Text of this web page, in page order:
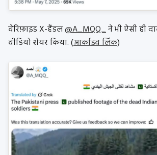
वेरिफ़ाइड X-हैंडल@A_MQQ_ने भी ऐसी ही
वीडियो शेयर किया.(आर्काइव लिंक)